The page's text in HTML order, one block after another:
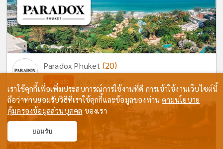
Paradox Phuket (20)
เราใช้คุกกี้เพื่อเพิ่มประสบการณ์การใช้งานที่ดี การเข้าใช้งานเว็บไซต์นี้
ถือว่าท่านยอมรับวิธีที่เราใช้คุกกี้และข้อมูลของท่านตามนโยบาย
คุ้มครองข้อมูลส่วนบุคคล ของเรา
ยอมรับ